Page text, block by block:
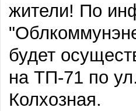
жители! По
будет
на ТП-71 по
Колхозная.